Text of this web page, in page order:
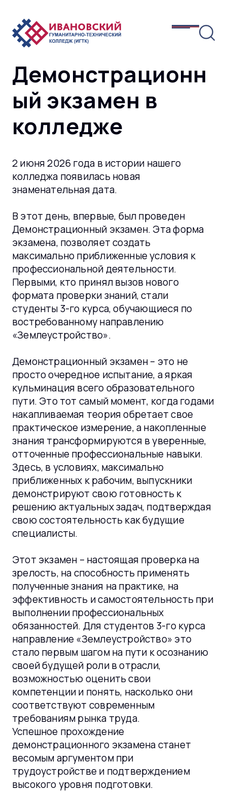
Демонстрационн
ый экзамен в
колледже
2 июня 2026 года в истории нашего
колледжа появилась новая
знаменательная дата.
В этот день, впервые, был проведен
Демонстрационный экзамен. Эта форма
экзамена, позволяет создать
максимально приближенные условия к
профессиональной деятельности.
Первыми, кто принял вызов нового
формата проверки знаний, стали
студенты 3-го курса, обучающиеся по
востребованному направлению
«Землеустройство».
Демонстрационный экзамен – это не
просто очередное испытание, а яркая
кульминация всего образовательного
пути. Это тот самый момент, когда годами
накапливаемая теория обретает свое
практическое измерение, а накопленные
знания трансформируются в уверенные,
отточенные профессиональные навыки.
Здесь, в условиях, максимально
приближенных к рабочим, выпускники
демонстрируют свою готовность к
решению актуальных задач, подтверждая
свою состоятельность как будущие
специалисты.
Этот экзамен – настоящая проверка на
зрелость, на способность применять
полученные знания на практике, на
эффективность и самостоятельность при
выполнении профессиональных
обязанностей. Для студентов 3-го курса
направление «Землеустройство» это
стало первым шагом на пути к осознанию
своей будущей роли в отрасли,
возможностью оценить свои
компетенции и понять, насколько они
соответствуют современным
требованиям рынка труда.
Успешное прохождение
демонстрационного экзамена станет
весомым аргументом при
трудоустройстве и подтверждением
высокого уровня подготовки.